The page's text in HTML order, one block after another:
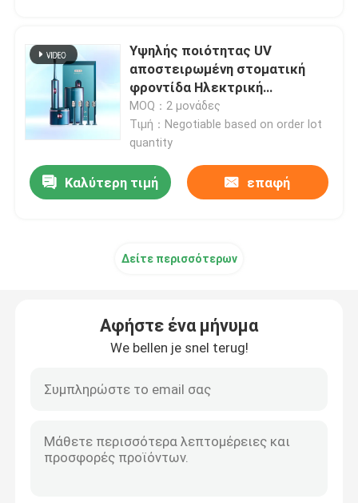
Υψηλής ποιότητας UV
αποστειρωμένη στοματική
φροντίδα Ηλεκτρική
οδοντόβουρτσα
επαναφορτιζόμενη Q13 με
ταξιδιωτική κούπα
MOQ：2 μονάδες
Τιμή：Negotiable based on order lot
quantity
Καλύτερη τιμή επαφή
Δείτε περισσότερων
Αφήστε ένα μήνυμα
We bellen je snel terug!